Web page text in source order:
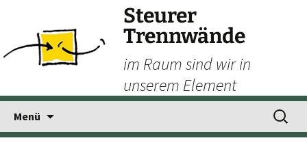
Steurer
Trennwände
im Raum sind wir in
unserem Element
Menü
springen
Suchen
nach: